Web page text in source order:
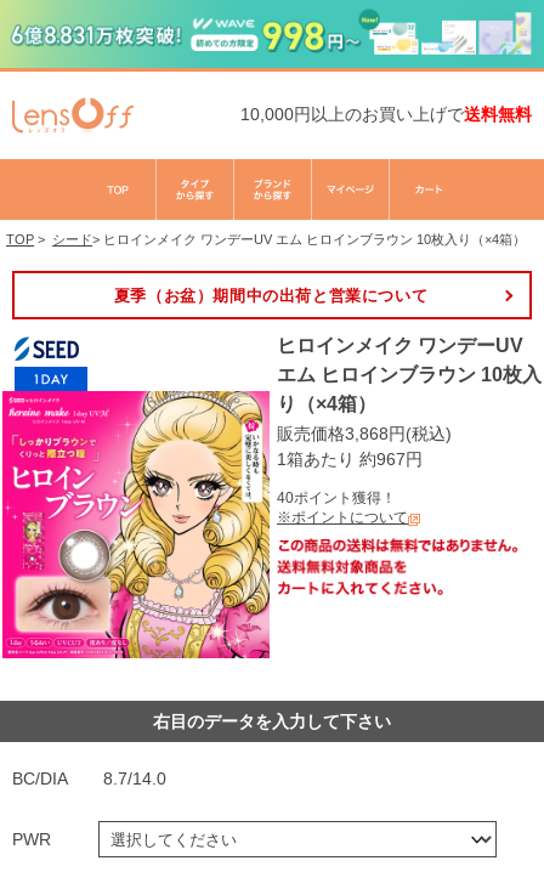
10,000円以上のお買い上げで送料無料
TOP > シード> ヒロインメイク ワンデーUV エム ヒロインブラウン 10枚入り（×4箱）
夏季（お盆）期間中の出荷と営業について
ヒロインメイク ワンデーUV
エム ヒロインブラウン 10枚入
り（×4箱）
販売価格3,868円(税込)
1箱あたり 約967円
40ポイント獲得！
※ポイントについて
右目のデータを入力して下さい
BC/DIA 8.7/14.0
PWR